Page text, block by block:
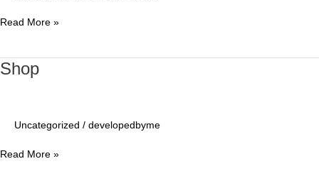
Read More »
Shop
Uncategorized / developedbyme
Shop
Read More »